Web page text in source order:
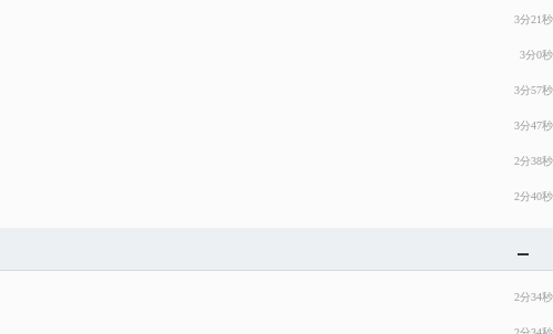
3分21秒
3分0秒
3分57秒
3分47秒
2分38秒
2分40秒
2分34秒